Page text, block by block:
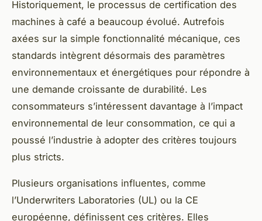
Historiquement, le processus de certification des
machines à café a beaucoup évolué. Autrefois
axées sur la simple fonctionnalité mécanique, ces
standards intègrent désormais des paramètres
environnementaux et énergétiques pour répondre à
une demande croissante de durabilité. Les
consommateurs s’intéressent davantage à l’impact
environnemental de leur consommation, ce qui a
poussé l’industrie à adopter des critères toujours
plus stricts.
Plusieurs organisations influentes, comme
l’Underwriters Laboratories (UL) ou la CE
européenne, définissent ces critères. Elles